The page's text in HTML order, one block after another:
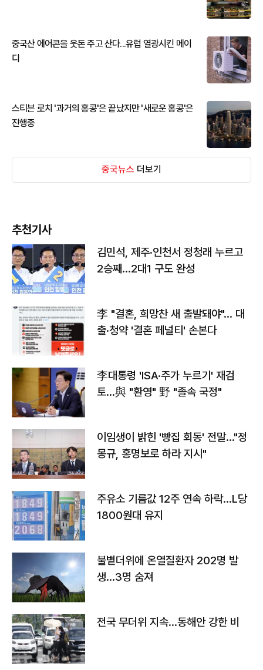
중국산 에어콘을 웃돈 주고 산다...유럽 열광시킨 메이
디
스티븐 로치 '과거의 홍콩'은 끝났지만 '새로운 홍콩'은
진행중
중국뉴스 더보기
추천기사
김민석, 제주·인천서 정청래 누르고
2승째…2대1 구도 완성
李 "결혼, 희망찬 새 출발돼야"… 대
출·청약 '결혼 페널티' 손본다
李대통령 'ISA·주가 누르기' 재검
토…與 "환영" 野 "졸속 국정"
이임생이 밝힌 '빵집 회동' 전말…"정
몽규, 홍명보로 하라 지시"
주유소 기름값 12주 연속 하락…L당
1800원대 유지
불볕더위에 온열질환자 202명 발
생…3명 숨져
전국 무더위 지속…동해안 강한 비